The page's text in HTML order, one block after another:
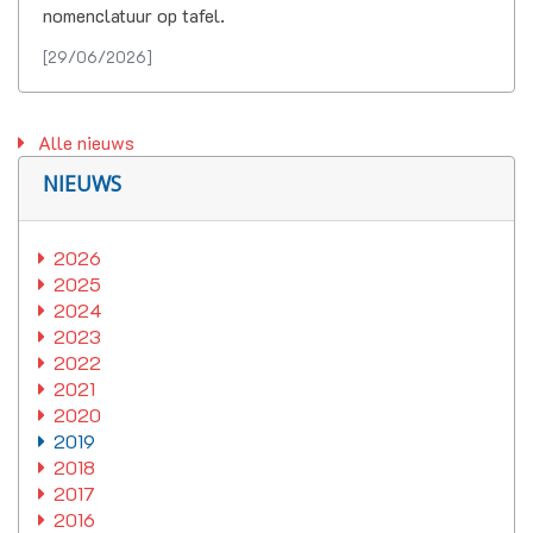
nomenclatuur op tafel.
[29/06/2026]
Alle nieuws
NIEUWS
2026
2025
2024
2023
2022
2021
2020
2019
2018
2017
2016